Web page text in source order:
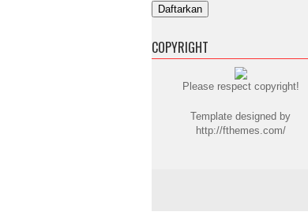
COPYRIGHT
Please respect copyright!
Template designed by
http://fthemes.com/